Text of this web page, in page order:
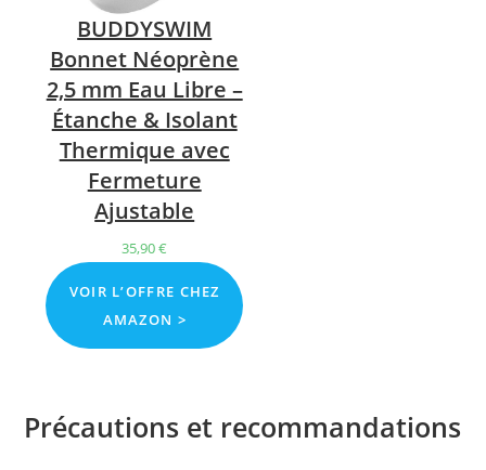
BUDDYSWIM
Bonnet Néoprène
2,5 mm Eau Libre –
Étanche & Isolant
Thermique avec
Fermeture
Ajustable
35,90€
VOIR L’OFFRE CHEZ
AMAZON >
Précautions et recommandations